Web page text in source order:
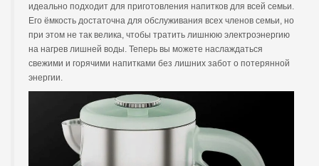
идеально подходит для приготовления напитков для всей семьи.
Его ёмкость достаточна для обслуживания всех членов семьи, но
при этом не так велика, чтобы тратить лишнюю электроэнергию
на нагрев лишней воды. Теперь вы можете наслаждаться
свежими и горячими напитками без лишних забот о потерянной
энергии.